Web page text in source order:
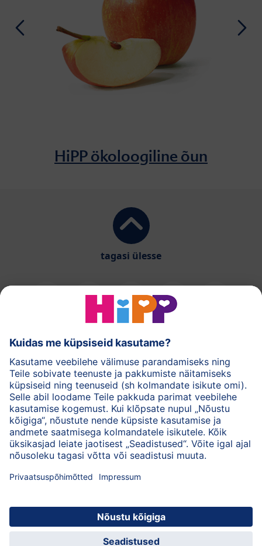
HiPP ökoloogiline õun
tagasi ülesse
HiPPi piimasegud
HiPPi imikutoidud
HiPPi nahahooldus
Privaatsuspõhimõtted
Kasutustingimused
Andmed
Ettevõttest HiPP Kontakt
© 2026 HiPP